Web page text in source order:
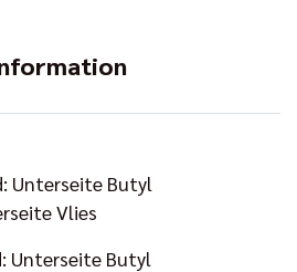
Unterseite Butyl
Vlies
Unterseite Butyl